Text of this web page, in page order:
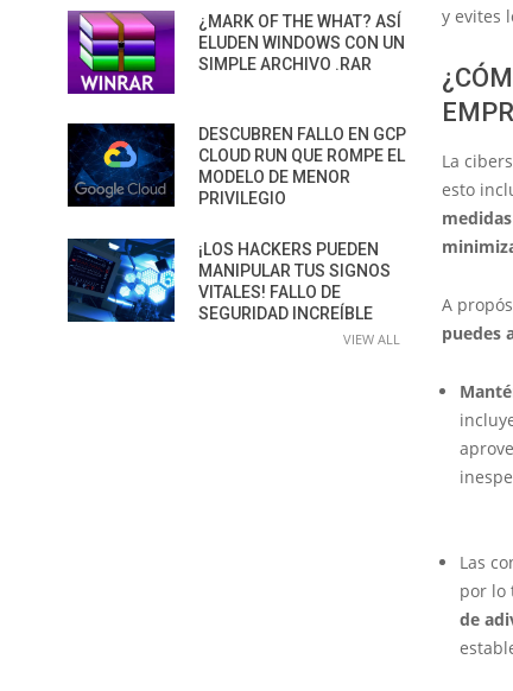
y evites
La
esto
A
puedes
Las
por lo
de
¿MARK OF THE WHAT? ASÍ
ELUDEN WINDOWS CON UN
SIMPLE ARCHIVO .RAR
DESCUBREN FALLO EN GCP
CLOUD RUN QUE ROMPE EL
MODELO DE MENOR
PRIVILEGIO
¡LOS HACKERS PUEDEN
MANIPULAR TUS SIGNOS
VITALES! FALLO DE
SEGURIDAD INCREÍBLE
VIEW ALL